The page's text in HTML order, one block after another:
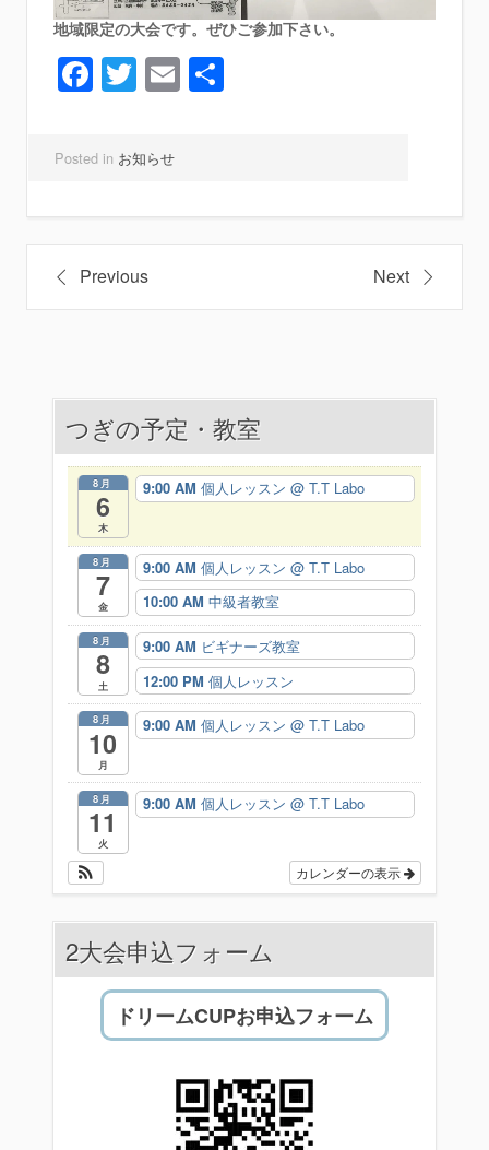
地域限定の大会です。ぜひご参加下さい。
Facebook
Twitter
Email
Posted in お知らせ
投
稿
ビ
Previous Next
つぎの予定・教室
8月
6
木
9:00 AM 個人レッスン @ T.T Labo
8月
7
金
9:00 AM 個人レッスン @ T.T Labo
10:00 AM 中級者教室
8月
8
土
9:00 AM ビギナーズ教室
12:00 PM 個人レッスン
8月
10
月
9:00 AM 個人レッスン @ T.T Labo
8月
11
火
9:00 AM 個人レッスン @ T.T Labo
カレンダーの表示
2大会申込フォーム
ドリームCUPお申込フォーム